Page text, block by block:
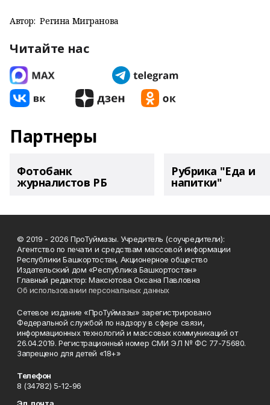
Автор: Регина Мигранова
Читайте нас
Партнеры
Фотобанк
журналистов РБ
Рубрика "Еда и
напитки"
© 2019 - 2026 ПроТуймазы. Учредитель (соучредители):
Агентство по печати и средствам массовой информации
Республики Башкортостан, Акционерное общество
Издательский дом «Республика Башкортостан»
Главный редактор: Максютова Оксана Павловна
Об использовании персональных данных
Сетевое издание «ПроТуймазы» зарегистрировано
Федеральной службой по надзору в сфере связи,
информационных технологий и массовых коммуникаций от
26.04.2019. Регистрационный номер СМИ ЭЛ № ФС 77-75680.
Запрещено для детей «18+»
Телефон
8 (34782) 5-12-96